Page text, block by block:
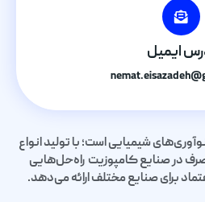
ایمیل
شیمیایی است؛ با تولید انواع
در صنایع کامپوزیت راه‌حل‌هایی
برای صنایع مختلف ارائه می‌دهد.